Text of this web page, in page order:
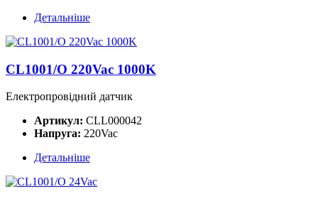
Детальніше
CL1001/O 220Vac 1000K
Електропровідний датчик
Артикул: CLL000042
Напруга: 220Vac
Детальніше